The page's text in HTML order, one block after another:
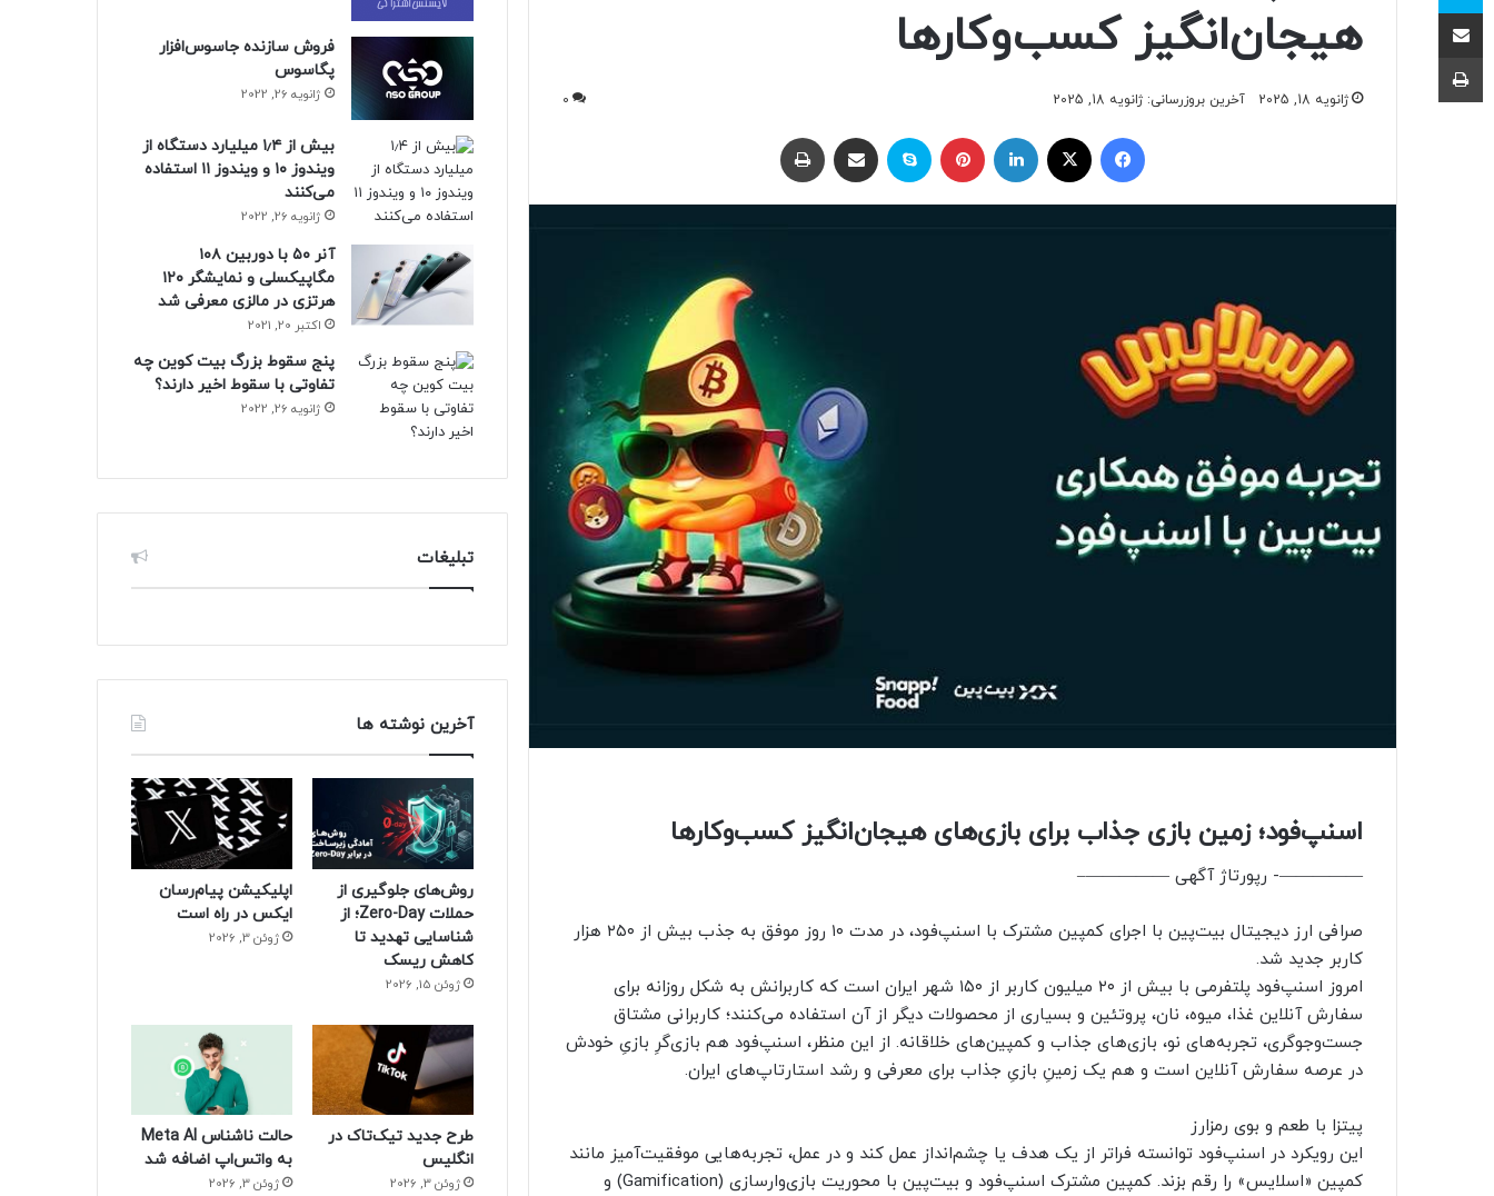
هیجان‌انگیز کسب‌وکارها
ژانویه 18, 2025 آخرین بروزرسانی: ژانویه 18, 2025 0
ایکس
اسنپ‌فود؛ زمین بازی جذاب برای بازی‌های هیجان‌انگیز کسب‌وکارها
—————- رپورتاژ آگهی —————–
صرافی ارز دیجیتال بیت‌پین با اجرای کمپین مشترک با اسنپ‌فود، در مدت ۱۰ روز موفق به جذب بیش از ۲۵۰ هزار
کاربر جدید شد.
امروز اسنپ‌فود پلتفرمی با بیش از ۲۰ میلیون کاربر از ۱۵۰ شهر ایران است که کاربرانش به‌‌ شکل روزانه برای
سفارش آنلاین غذا، میوه، نان، پروتئین و بسیاری از محصولات دیگر از آن استفاده می‌کنند؛ کاربرانی مشتاق
جست‌وجوگری، تجربه‌های نو، بازی‌های جذاب و کمپین‌های خلاقانه. از این منظر، اسنپ‌فود هم بازی‌گرِ بازیِ خودش
در عرصه سفارش آنلاین است و هم یک زمینِ بازیِ جذاب برای معرفی و رشد استارتاپ‌های ایران.
پیتزا با طعم و بوی رمزارز
این رویکرد در اسنپ‌فود توانسته فراتر از یک هدف یا چشم‌انداز عمل کند و در عمل، تجربه‌هایی موفقیت‌آمیز مانند
کمپین «اسلایس» را رقم بزند. کمپین مشترک اسنپ‌فود و بیت‌پین با محوریت بازی‌وارسازی (Gamification) و
فروش سازنده جاسوس‌افزار
پگاسوس
ژانویه 26, 2022
بیش از ۱٫۴ میلیارد دستگاه از
ویندوز ۱۰ و ویندوز ۱۱ استفاده
می‌کنند
ژانویه 26, 2022
آنر ۵۰ با دوربین ۱۰۸
مگاپیکسلی و نمایشگر ۱۲۰
هرتزی در مالزی معرفی شد
اکتبر 20, 2021
پنج سقوط بزرگ بیت کوین چه
تفاوتی با سقوط اخیر دارند؟
ژانویه 26, 2022
تبلیغات
آخرین نوشته ها
روش‌های جلوگیری از
حملات Zero-Day؛ از
شناسایی تهدید تا
کاهش ریسک
ژوئن 15, 2026
اپلیکیشن پیام‌رسان
ایکس در راه است
ژوئن 3, 2026
طرح جدید تیک‌تاک در
انگلیس
ژوئن 3, 2026
حالت ناشناس Meta AI
به واتس‌اپ اضافه شد
ژوئن 3, 2026